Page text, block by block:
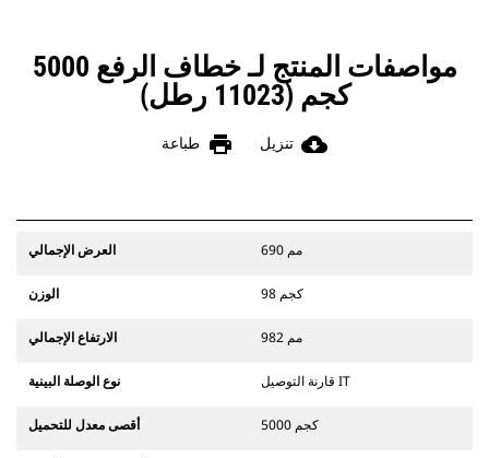
مواصفات المنتج لـ خطاف الرفع 5000
كجم (11023 رطل)
cloud_download تنزيل print طباعة
العرض الإجمالي 690 مم
الوزن 98 كجم
الارتفاع الإجمالي 982 مم
نوع الوصلة البينية قارنة التوصيل IT
أقصى معدل للتحميل 5000 كجم